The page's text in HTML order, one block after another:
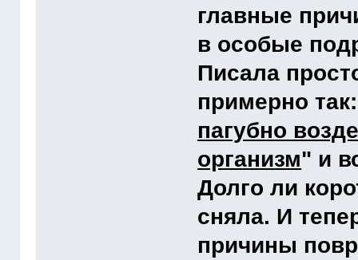
главные
в особые
Писала
примерно
пагубно
организм" и
Долго ли
сняла. И
причины